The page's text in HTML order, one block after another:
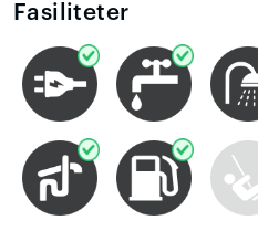
Fasiliteter